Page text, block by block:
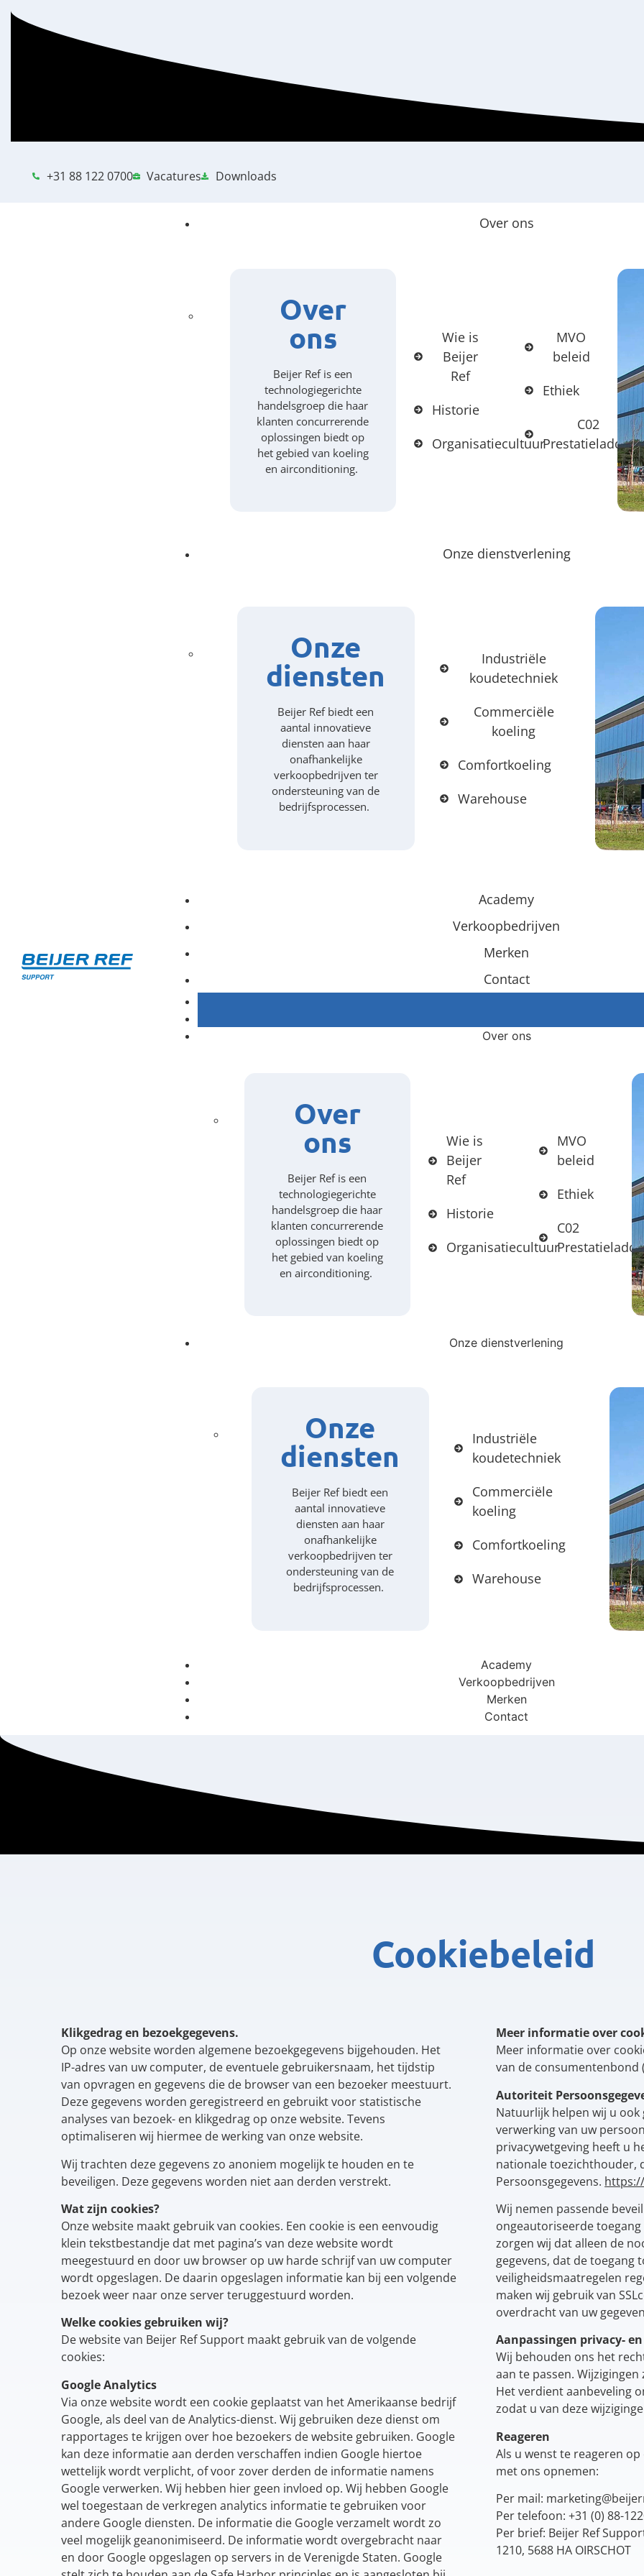
+31 88 122 0700 Vacatures Downloads
Over ons
Over
ons
Beijer Ref is een
technologiegerichte
handelsgroep die haar
klanten concurrerende
oplossingen biedt op
het gebied van koeling
en airconditioning.
Wie is
Beijer
Ref
Historie
Organisatiecultuur
MVO
beleid
Ethiek
C02
Prestatieladder
Onze dienstverlening
Onze
diensten
Beijer Ref biedt een
aantal innovatieve
diensten aan haar
onafhankelijke
verkoopbedrijven ter
ondersteuning van de
bedrijfsprocessen.
Industriële
koudetechniek
Commerciële
koeling
Comfortkoeling
Warehouse
Academy
Verkoopbedrijven
Merken
Contact
Over ons
Over
ons
Beijer Ref is een
technologiegerichte
handelsgroep die haar
klanten concurrerende
oplossingen biedt op
het gebied van koeling
en airconditioning.
Wie is
Beijer
Ref
Historie
Organisatiecultuur
MVO
beleid
Ethiek
C02
Onze dienstverlening
Onze
diensten
Beijer Ref biedt een
aantal innovatieve
diensten aan haar
onafhankelijke
verkoopbedrijven ter
ondersteuning van de
bedrijfsprocessen.
Industriële
koudetechniek
Commerciële
koeling
Comfortkoeling
Warehouse
Academy
Verkoopbedrijven
Merken
Contact
Cookiebeleid
Klikgedrag en bezoekgegevens.
Op onze website worden algemene bezoekgegevens bijgehouden. Het
IP-adres van uw computer, de eventuele gebruikersnaam, het tijdstip
van opvragen en gegevens die de browser van een bezoeker meestuurt.
Deze gegevens worden geregistreerd en gebruikt voor statistische
analyses van bezoek- en klikgedrag op onze website. Tevens
optimaliseren wij hiermee de werking van onze website.
Wij trachten deze gegevens zo anoniem mogelijk te houden en te
beveiligen. Deze gegevens worden niet aan derden verstrekt.
Wat zijn cookies?
Onze website maakt gebruik van cookies. Een cookie is een eenvoudig
klein tekstbestandje dat met pagina’s van deze website wordt
meegestuurd en door uw browser op uw harde schrijf van uw computer
wordt opgeslagen. De daarin opgeslagen informatie kan bij een volgende
bezoek weer naar onze server teruggestuurd worden.
Welke cookies gebruiken wij?
De website van Beijer Ref Support maakt gebruik van de volgende
cookies:
Google Analytics
Via onze website wordt een cookie geplaatst van het Amerikaanse bedrijf
Google, als deel van de Analytics-dienst. Wij gebruiken deze dienst om
rapportages te krijgen over hoe bezoekers de website gebruiken. Google
kan deze informatie aan derden verschaffen indien Google hiertoe
wettelijk wordt verplicht, of voor zover derden de informatie namens
Google verwerken. Wij hebben hier geen invloed op. Wij hebben Google
wel toegestaan de verkregen analytics informatie te gebruiken voor
andere Google diensten. De informatie die Google verzamelt wordt zo
veel mogelijk geanonimiseerd. De informatie wordt overgebracht naar
en door Google opgeslagen op servers in de Verenigde Staten. Google
Meer informatie over
Meer informatie over
van de
Autoriteit
Natuurlijk helpen wij u
verwerking van uw
privacywetgeving heeft u
nationale toezichthouder,
Persoonsgegevens.
Wij nemen passende
ongeautoriseerde
zorgen wij dat alleen de
gegevens, dat de toegang
veiligheidsmaatregelen
maken wij gebruik van
overdracht van uw
Aanpassingen privacy-
Wij behouden ons het
aan te passen.
Het verdient aanbeveling
zodat u van deze
Reageren
Als u wenst te reageren
met ons opnemen:
Per mail:
Per telefoon: +31 (0) 88-
Per brief: Beijer Ref
1210, 5688 HA OIRSCHOT